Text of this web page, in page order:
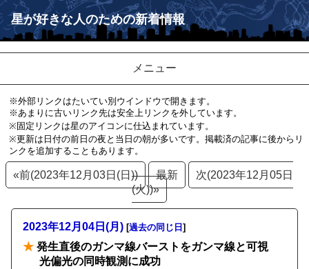
星が好きな人のための新着情報
メニュー
※外部リンクはたいてい別ウインドウで開きます。
※あまりに古いリンク先は安全上リンクを外しています。
※固定リンクは星のアイコンに仕込まれています。
※更新は日付の前日の夜と当日の朝が多いです。掲載済の記事に後からリ
ンクを追加することもあります。
«前(2023年12月03日(日)) 最新
次(2023年12月05日
(火))»
2023年12月04日(月) [過去の同じ日 ]
★ 発生直後のガンマ線バーストをガンマ線と可視
光偏光の同時観測に成功